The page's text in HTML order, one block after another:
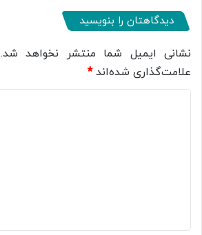
دیدگاهتان را بنویسید
نشانی ایمیل شما منتشر نخواهد شد.
علامت‌گذاری شده‌اند*